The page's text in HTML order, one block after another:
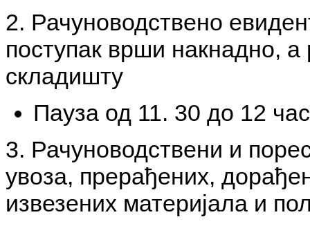
2. Рачуноводствено
поступак врши накнадно,
складишту
Пауза од 11. 30 до 12
3. Рачуноводствени и
увоза, прерађених,
извезених материјала и